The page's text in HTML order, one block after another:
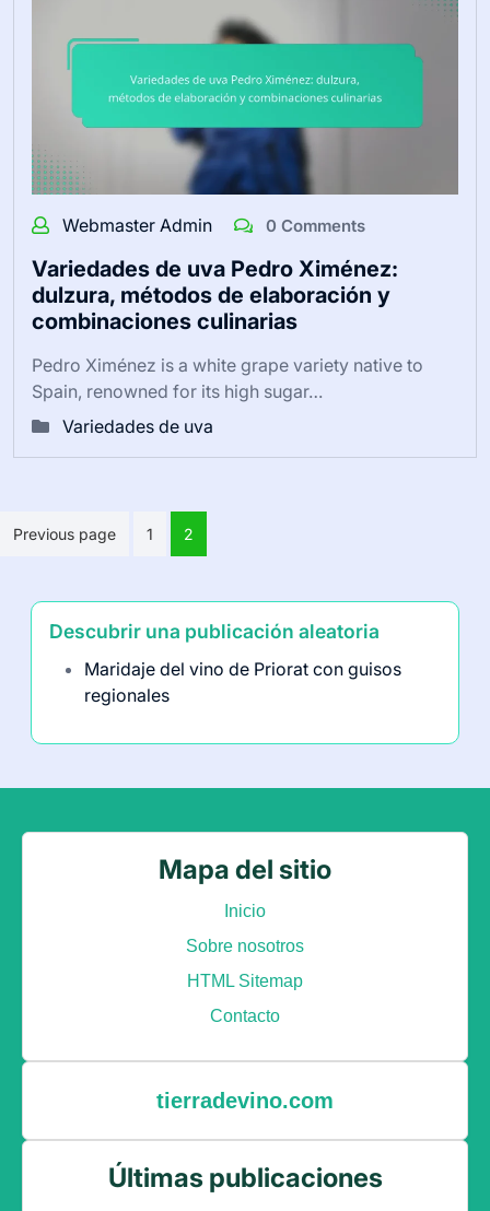
Webmaster Admin 0 Comments
Variedades de uva Pedro Ximénez:
dulzura, métodos de elaboración y
combinaciones culinarias
Pedro Ximénez is a white grape variety native to
Spain, renowned for its high sugar…
Variedades de uva
Posts
Previous page 1 2
Descubrir una publicación aleatoria
Maridaje del vino de Priorat con guisos
regionales
Mapa del sitio
Inicio
Sobre nosotros
HTML Sitemap
Contacto
tierradevino.com
Últimas publicaciones